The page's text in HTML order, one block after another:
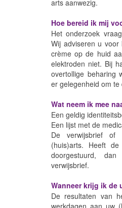
arts aanwezig.
Hoe bereid ik mij
Het onderzoek
Wij adviseren u
crème op de huid
elektroden niet. Bij
overtollige beharing
er gelegenheid om te
Wat neem ik mee
Een geldig
Een lijst met de
De verwijsbrief of
(huis)arts. Heeft
doorgestuurd,
verwijsbrief.
Wanneer krijg ik de
De resultaten van